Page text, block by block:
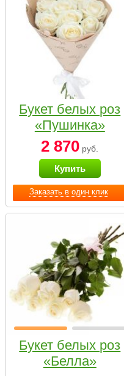
Заказать в один клик
Букет белых роз
«Пушинка»
2 870 руб.
Купить
Букет белых роз
«Белла»